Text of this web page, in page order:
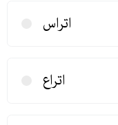
اتراس
اتراع